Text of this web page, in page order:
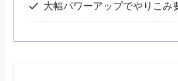
大幅パワーアップでやりこみ